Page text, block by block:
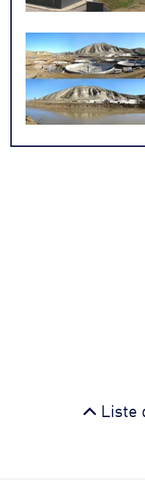
Liste